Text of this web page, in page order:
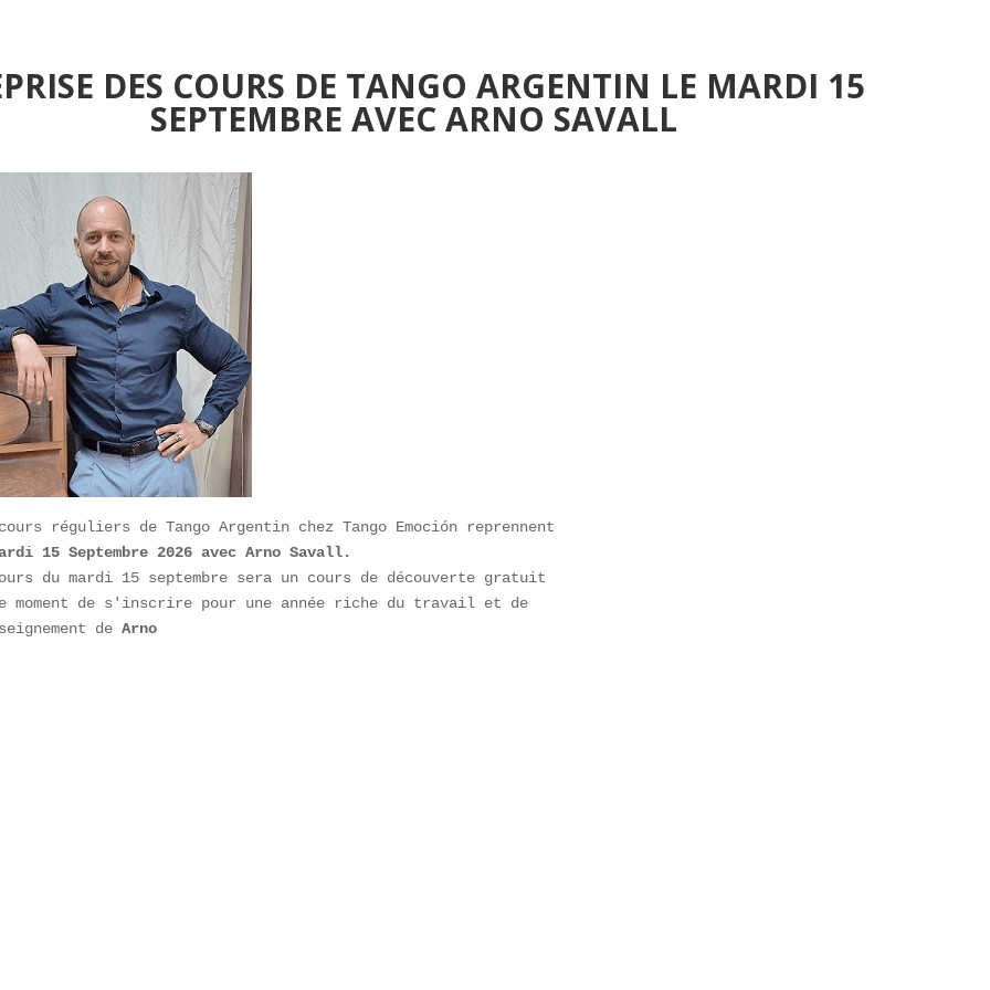
DES COURS DE TANGO ARGENTIN LE MARDI 15
SEPTEMBRE AVEC ARNO SAVALL
15 Septembre 2026 avec Arno Savall.
du mardi 15 septembre sera un cours de découverte gratuit
moment de s'inscrire pour une année riche du travail et de
de Arno